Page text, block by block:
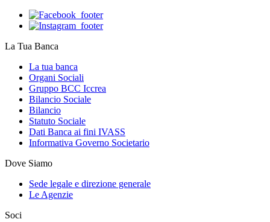
La Tua Banca
La tua banca
Organi Sociali
Gruppo BCC Iccrea
Bilancio Sociale
Bilancio
Statuto Sociale
Dati Banca ai fini IVASS
Informativa Governo Societario
Dove Siamo
Sede legale e direzione generale
Le Agenzie
Soci